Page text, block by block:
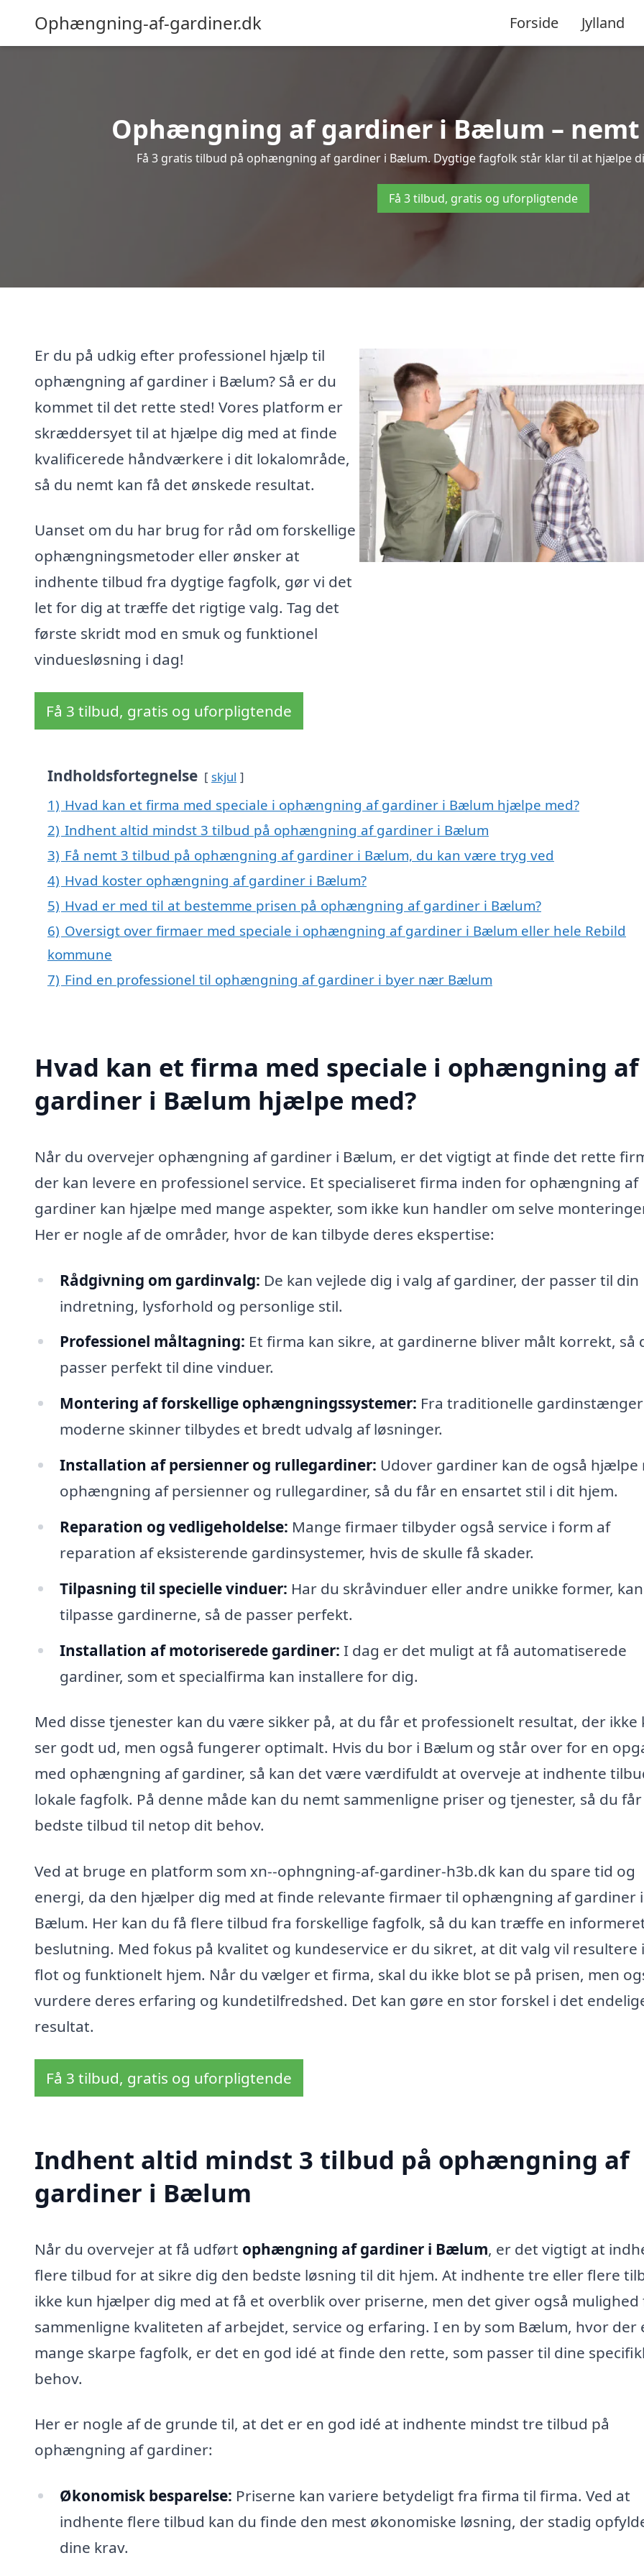
Ophængning-af-gardiner.dk Forside Jylland
Ophængning af gardiner i Bælum –
Få 3 gratis tilbud på ophængning af gardiner i Bælum. Dygtige fagfolk står klar til at hjælpe
Få 3 tilbud, gratis og uforpligtende
Er du på udkig efter professionel hjælp til
ophængning af gardiner i Bælum? Så er du
kommet til det rette sted! Vores platform er
skræddersyet til at hjælpe dig med at finde
kvalificerede håndværkere i dit lokalområde,
så du nemt kan få det ønskede resultat.
Uanset om du har brug for råd om forskellige
ophængningsmetoder eller ønsker at
indhente tilbud fra dygtige fagfolk, gør vi det
let for dig at træffe det rigtige valg. Tag det
første skridt mod en smuk og funktionel
vinduesløsning i dag!
Få 3 tilbud, gratis og uforpligtende
Indholdsfortegnelse skjul
1) Hvad kan et firma med speciale i ophængning af gardiner i Bælum hjælpe med?
2) Indhent altid mindst 3 tilbud på ophængning af gardiner i Bælum
3) Få nemt 3 tilbud på ophængning af gardiner i Bælum, du kan være tryg ved
4) Hvad koster ophængning af gardiner i Bælum?
5) Hvad er med til at bestemme prisen på ophængning af gardiner i Bælum?
6) Oversigt over firmaer med speciale i ophængning af gardiner i Bælum eller hele Rebild
kommune
7) Find en professionel til ophængning af gardiner i byer nær Bælum
Hvad kan et firma med speciale i ophængning af
gardiner i Bælum hjælpe med?
Når du overvejer ophængning af gardiner i Bælum, er det vigtigt at finde det rette
der kan levere en professionel service. Et specialiseret firma inden for ophængning af
gardiner kan hjælpe med mange aspekter, som ikke kun handler om selve
Her er nogle af de områder, hvor de kan tilbyde deres ekspertise:
Rådgivning om gardinvalg: De kan vejlede dig i valg af gardiner, der passer til din
indretning, lysforhold og personlige stil.
Professionel måltagning: Et firma kan sikre, at gardinerne bliver målt korrekt, så
passer perfekt til dine vinduer.
Montering af forskellige ophængningssystemer: Fra traditionelle
moderne skinner tilbydes et bredt udvalg af løsninger.
Installation af persienner og rullegardiner: Udover gardiner kan de også hjælpe
ophængning af persienner og rullegardiner, så du får en ensartet stil i dit hjem.
Reparation og vedligeholdelse: Mange firmaer tilbyder også service i form af
reparation af eksisterende gardinsystemer, hvis de skulle få skader.
Tilpasning til specielle vinduer: Har du skråvinduer eller andre unikke former,
tilpasse gardinerne, så de passer perfekt.
Installation af motoriserede gardiner: I dag er det muligt at få automatiserede
gardiner, som et specialfirma kan installere for dig.
Med disse tjenester kan du være sikker på, at du får et professionelt resultat, der ikke
ser godt ud, men også fungerer optimalt. Hvis du bor i Bælum og står over for en
med ophængning af gardiner, så kan det være værdifuldt at overveje at indhente
lokale fagfolk. På denne måde kan du nemt sammenligne priser og tjenester, så du
bedste tilbud til netop dit behov.
Ved at bruge en platform som xn--ophngning-af-gardiner-h3b.dk kan du spare tid og
energi, da den hjælper dig med at finde relevante firmaer til ophængning af gardiner i
Bælum. Her kan du få flere tilbud fra forskellige fagfolk, så du kan træffe en
beslutning. Med fokus på kvalitet og kundeservice er du sikret, at dit valg vil resultere
flot og funktionelt hjem. Når du vælger et firma, skal du ikke blot se på prisen, men
vurdere deres erfaring og kundetilfredshed. Det kan gøre en stor forskel i det
resultat.
Få 3 tilbud, gratis og uforpligtende
Indhent altid mindst 3 tilbud på ophængning af
gardiner i Bælum
Når du overvejer at få udført ophængning af gardiner i Bælum, er det vigtigt at
flere tilbud for at sikre dig den bedste løsning til dit hjem. At indhente tre eller flere
ikke kun hjælper dig med at få et overblik over priserne, men det giver også mulighed
sammenligne kvaliteten af arbejdet, service og erfaring. I en by som Bælum, hvor der
mange skarpe fagfolk, er det en god idé at finde den rette, som passer til dine
behov.
Her er nogle af de grunde til, at det er en god idé at indhente mindst tre tilbud på
ophængning af gardiner:
Økonomisk besparelse: Priserne kan variere betydeligt fra firma til firma. Ved at
indhente flere tilbud kan du finde den mest økonomiske løsning, der stadig
dine krav.